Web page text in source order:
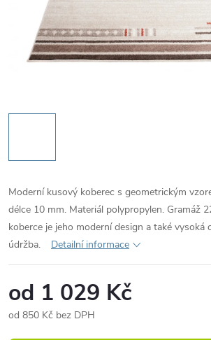
Moderní kusový koberec s geometrickým
délce 10 mm. Materiál polypropylen. Gramáž
koberce je jeho moderní design a také vysoká
údržba.
Detailní informace
od 1 029 Kč
od 850 Kč bez DPH